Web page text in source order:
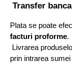
Transfer
Plata se poate
facturi proforme.
Livrarea
prin intrarea